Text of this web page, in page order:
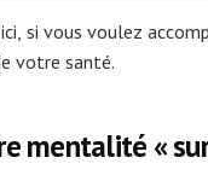
si vous voulez
votre santé.
mentalité «